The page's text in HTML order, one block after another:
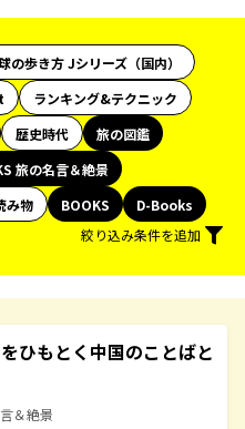
の歩き方 Jシリーズ（国内）
ランキング&テクニック
歴史時代
旅の図鑑
旅の名言＆絶景
み物 BOOKS
D-Books
絞り込み条件を追加
ひもとく中国のことばと
＆絶景